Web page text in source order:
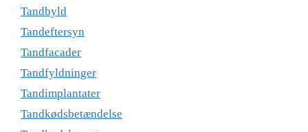
Tandbyld
Tandeftersyn
Tandfacader
Tandfyldninger
Tandimplantater
Tandkødsbetændelse